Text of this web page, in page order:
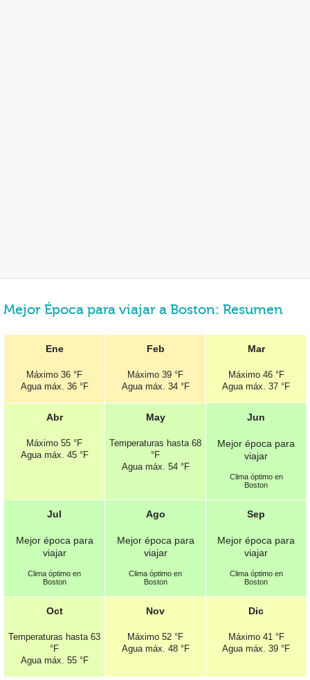
Mejor Época para viajar a Boston: Resumen
Ene
Máximo 36 °F
Agua máx. 36 °F
Feb
Máximo 39 °F
Agua máx. 34 °F
Mar
Máximo 46 °F
Agua máx. 37 °F
Abr
Máximo 55 °F
Agua máx. 45 °F
May
Temperaturas hasta 68
°F
Agua máx. 54 °F
Jun
Mejor época para
viajar
Clima óptimo en
Boston
Jul
Mejor época para
viajar
Clima óptimo en
Boston
Ago
Mejor época para
viajar
Clima óptimo en
Boston
Sep
Mejor época para
viajar
Clima óptimo en
Boston
Oct
Temperaturas hasta 63
°F
Agua máx. 55 °F
Nov
Máximo 52 °F
Agua máx. 48 °F
Dic
Máximo 41 °F
Agua máx. 39 °F